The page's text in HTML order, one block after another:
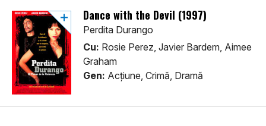
Dance with the Devil (1997)
Perdita Durango
Cu: Rosie Perez, Javier Bardem, Aimee
Graham
Gen: Acţiune, Crimă, Dramă